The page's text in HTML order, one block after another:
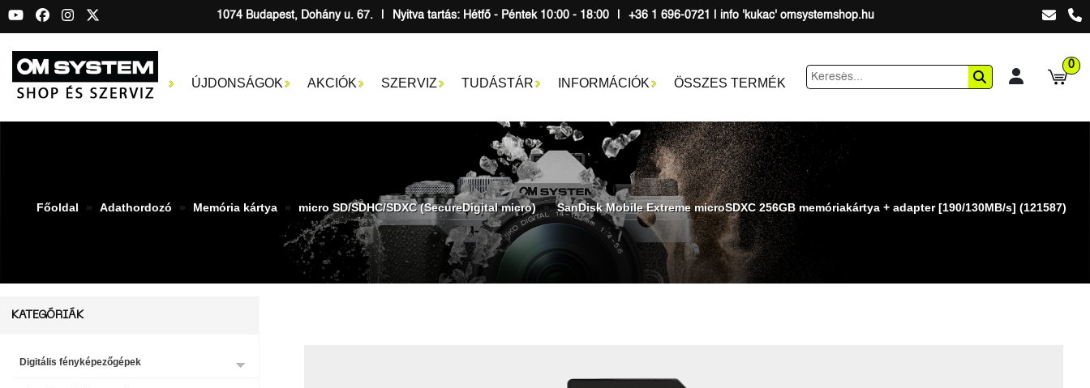
1074 Budapest, Dohány u. 67. Nyitva tartás: Hétfő - Péntek 10:00 - 18:00 +36 1 696-0721 | info 'kukac' omsystemshop.hu
ÚJDONSÁGOK AKCIÓK SZERVIZ TUDÁSTÁR INFORMÁCIÓK ÖSSZES TERMÉK
0
Főoldal Adathordozó Memória kártya micro SD/SDHC/SDXC (SecureDigital micro) SanDisk Mobile Extreme microSDXC 256GB memóriakártya + adapter [190/130MB/s] (121587)
KATEGÓRIÁK
Digitális fényképezőgépek